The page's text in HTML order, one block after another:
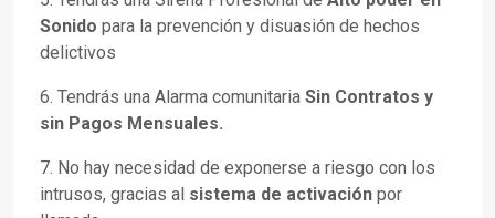
Sonido para la prevención y disuasión de hechos
delictivos
6. Tendrás una Alarma comunitaria Sin Contratos y
sin Pagos Mensuales.
7. No hay necesidad de exponerse a riesgo con los
intrusos, gracias al sistema de activación por